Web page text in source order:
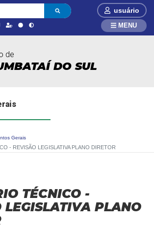
usuário
de
DO SUL
MENU
Gerais
- REVISÃO LEGISLATIVA PLANO DIRETOR
TÉCNICO -
LEGISLATIVA PLANO